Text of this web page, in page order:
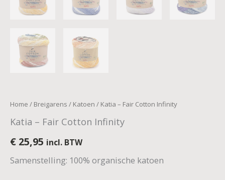
Home / Breigarens / Katoen / Katia – Fair Cotton Infinity
Katia – Fair Cotton Infinity
€ 25,95 incl. BTW
Samenstelling: 100% organische katoen